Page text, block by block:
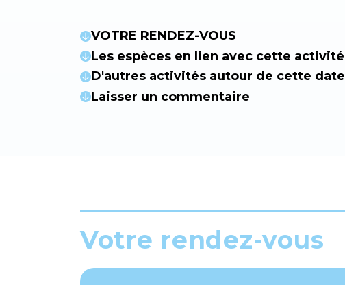
VOTRE RENDEZ-VOUS
Les espèces en lien avec cette activité
D'autres activités autour de cette date
Laisser un commentaire
Votre rendez-vous